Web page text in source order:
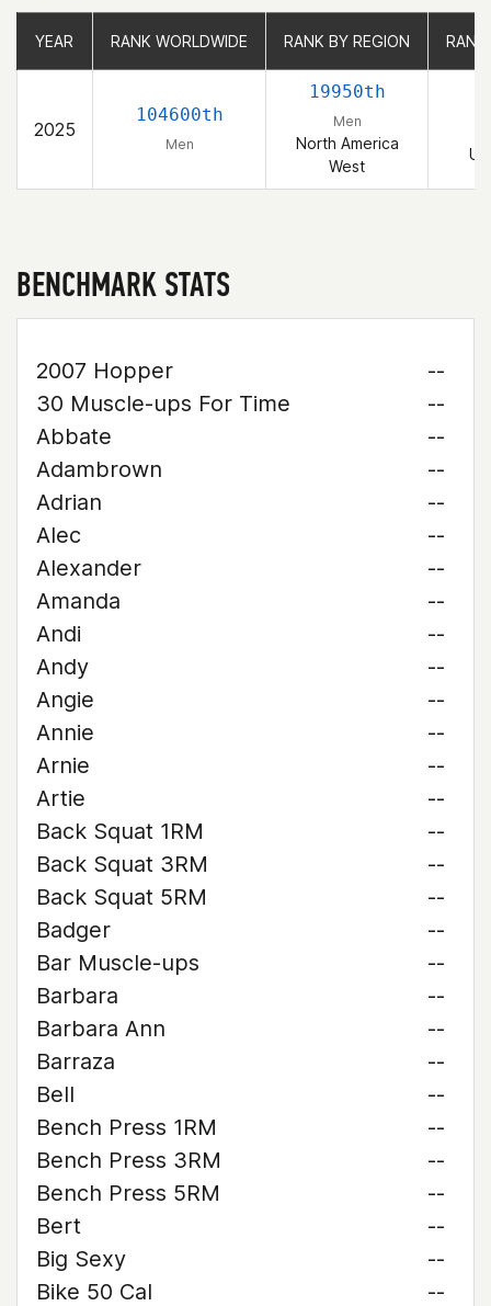
YEAR RANK WORLDWIDE RANK BY REGION
2025
104600th
Men
19950th
Men
North America
West
YEAR RANK WORLDWIDE RANK BY REGION
BENCHMARK STATS
2007 Hopper
--
30 Muscle-ups For Time
--
Abbate
--
Adambrown
--
Adrian
--
Alec
--
Alexander
--
Amanda
--
Andi
--
Andy
--
Angie
--
Annie
--
Arnie
--
Artie
--
Back Squat 1RM
--
Back Squat 3RM
--
Back Squat 5RM
--
Badger
--
Bar Muscle-ups
--
Barbara
--
Barbara Ann
--
Barraza
--
Bell
--
Bench Press 1RM
--
Bench Press 3RM
--
Bench Press 5RM
--
Bert
--
Big Sexy
--
Bike 50 Cal
--